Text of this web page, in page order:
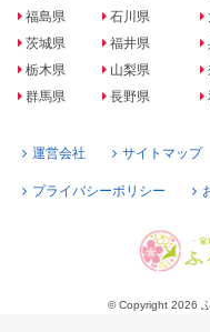
福島県
茨城県
栃木県
群馬県
石川県
福井県
山梨県
長野県
運営会社 サイトマップ
プライバシーポリシー
© Copyright 2026